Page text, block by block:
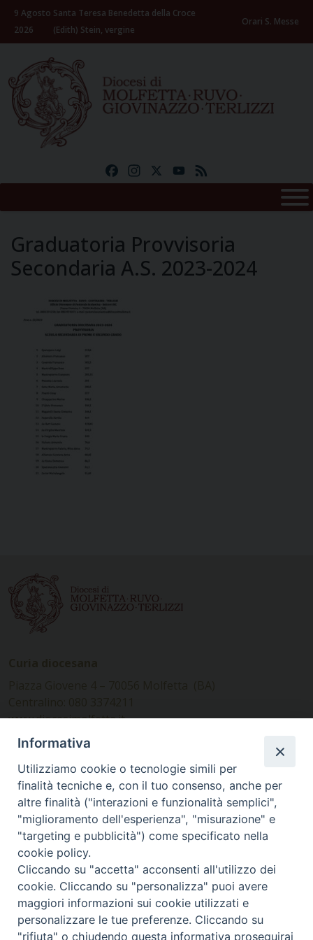
Skip
content
9 Agosto
2026
Santa Teresa Benedetta della Croce
(Edith) Stein, vergine
Orari S. Messe
FacebookInstagramYouTube
Graduatoria Provvisoria
Secondaria A.S. 2023-2024
www.diocesimolfetta.it –
diocesimolfetta@pec.chiesacattolica.it
Ufficio Comunicazioni sociali
Piazza Giovene 4 – 70056 Molfetta (BA)
comunicazionisociali@diocesimolfetta.it
SEGUICI SU
Facebook
Instagram
X YouTube
Feed
Privacy Policy - trasparenza
Informativa
Utilizziamo cookie o tecnologie simili per
finalità tecniche e, con il tuo consenso, anche per
altre finalità ("interazioni e funzionalità semplici",
"miglioramento dell'esperienza", "misurazione" e
"targeting e pubblicità") come specificato nella
cookie policy.
Cliccando su "accetta" acconsenti all'utilizzo dei
cookie. Cliccando su "personalizza" puoi avere
maggiori informazioni sui cookie utilizzati e
personalizzare le tue preferenze. Cliccando su
"rifiuta" o chiudendo questa informativa proseguirai